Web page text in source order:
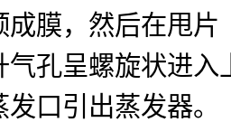
成膜，然后在甩
气孔呈螺旋状进
口引出蒸发器。